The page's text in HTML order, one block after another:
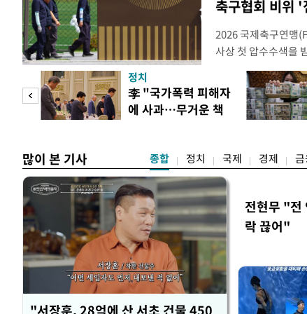
축구협회 비위
2026 국제축구연맹
사상 첫 압수수색을
거지면서 그야말로
심판 성 접대 파문까
돌이킬 수 없는 지경
홍명보 전 감독을 국
정치
李 "국가폭력 피해자
에 사과…무거운 책
많이 본 기사 종합 정치 국제 경제
"서장훈, 28억에 산 서초 건물 450
전현무 "전
락 끊어"